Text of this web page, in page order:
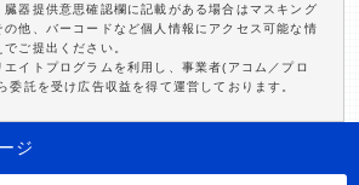
器提供意思確認欄に記載がある場合はマスキング
の他、バーコードなど個人情報にアクセス可能な情
ご提出ください。
イトプログラムを利用し、事業者(アコム／プロ
委託を受け広告収益を得て運営しております。
ジ